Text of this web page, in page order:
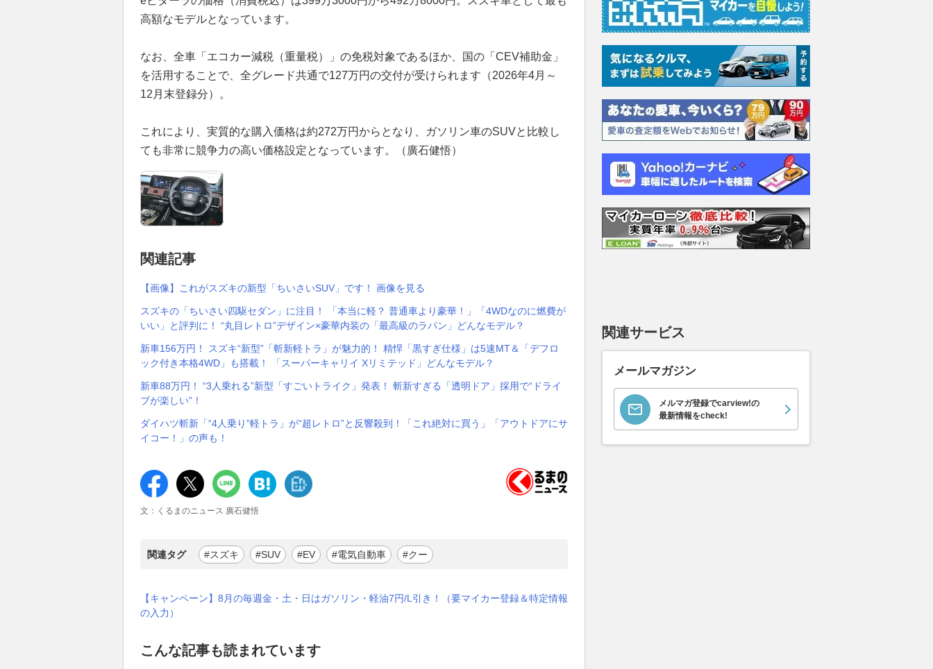
高額なモデルとなっています。
なお、全車「エコカー減税（重量税）」の免税対象であるほか、国の「CEV補助金」
を活用することで、全グレード共通で127万円の交付が受けられます（2026年4月～
12月末登録分）。
これにより、実質的な購入価格は約272万円からとなり、ガソリン車のSUVと比較し
ても非常に競争力の高い価格設定となっています。（廣石健悟）
関連記事
【画像】これがスズキの新型「ちいさいSUV」です！ 画像を見る
スズキの「ちいさい四駆セダン」に注目！ 「本当に軽？ 普通車より豪華！」「4WDなのに燃費が
いい」と評判に！ “丸目レトロ”デザイン×豪華内装の「最高級のラパン」どんなモデル？
新車156万円！ スズキ“新型”「斬新軽トラ」が魅力的！ 精悍「黒すぎ仕様」は5速MT＆「デフロ
ック付き本格4WD」も搭載！ 「スーパーキャリイ Xリミテッド」どんなモデル？
新車88万円！ “3人乗れる”新型「すごいトライク」発表！ 斬新すぎる「透明ドア」採用で“ドライ
ブが楽しい”！
ダイハツ斬新「“4人乗り”軽トラ」が“超レトロ”と反響殺到！「これ絶対に買う」「アウトドアにサ
イコー！」の声も！
文：くるまのニュース 廣石健悟
関連タグ #スズキ #SUV #EV #電気自動車 #クー
【キャンペーン】8月の毎週金・土・日はガソリン・軽油7円/L引き！（要マイカー登録＆特定情報
の入力）
こんな記事も読まれています
関連サービス
メールマガジン
メルマガ登録でcarview!の
最新情報をcheck!